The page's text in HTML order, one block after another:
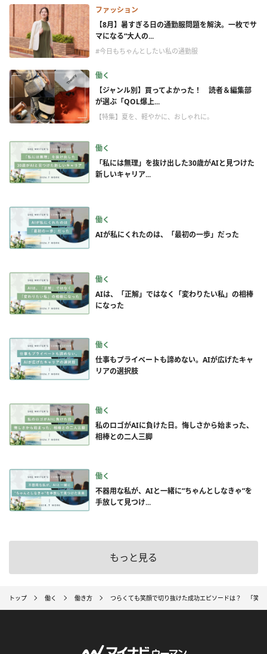
ファッション
【8月】暑すぎる日の通勤服問題を解決。一枚でサ
マになる“大人の...
#今日もちゃんとしたい私の通勤服
働く
【ジャンル別】買ってよかった！ 読者＆編集部
が選ぶ「QOL爆上...
【特集】夏を、軽やかに、おしゃれに。
働く
「私には無理」を抜け出した30歳がAIと見つけた
新しいキャリア...
働く
AIが私にくれたのは、「最初の一歩」だった
働く
AIは、「正解」ではなく「変わりたい私」の相棒
になった
働く
仕事もプライベートも諦めない。AIが広げたキャ
リアの選択肢
働く
私のロゴがAIに負けた日。悔しさから始まった、
相棒との二人三脚
働く
不器用な私が、AIと一緒に”ちゃんとしなきゃ”を
手放して見つけ...
もっと見る
トップ 働く 働き方 つらくても笑顔で切り抜けた成功エピソードは？ 「笑